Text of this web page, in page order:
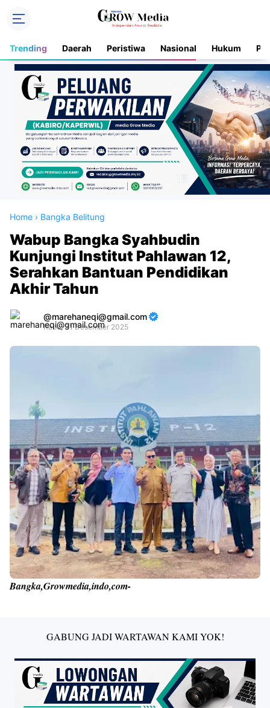
Trending Daerah Peristiwa Nasional Hukum
Home › Bangka Belitung
Wabup Bangka Syahbudin
Kunjungi Institut Pahlawan 12,
Serahkan Bantuan Pendidikan
Akhir Tahun
marehaneqi@gmail.com
Rabu, 31 Desember 2025
Premium
Shroff
Templates
Bangka,Growmedia,indo,com-
GABUNG JADI WARTAWAN KAMI YOK!